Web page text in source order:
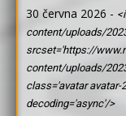
30 června 2026 -
content/uploads/
srcset='https://
content/uploads/
class='avatar avatar-
decoding='async'/>